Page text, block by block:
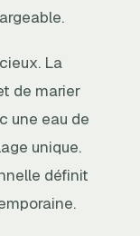
La
de marier
une eau de
unique.
définit